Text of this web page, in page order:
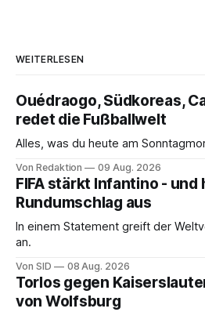
WEITERLESEN
Ouédraogo, Südkoreas,
redet die Fußballwelt
Alles, was du heute am
Von Redaktion 09 Aug. 2026
FIFA stärkt Infantino - und
Rundumschlag aus
In einem Statement greift der
an.
Von SID 08 Aug. 2026
Torlos gegen
von Wolfsburg